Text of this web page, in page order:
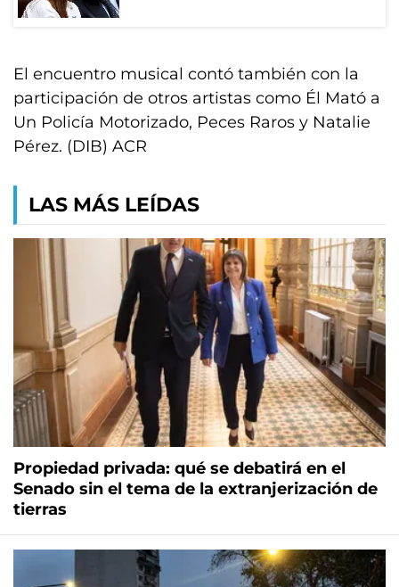
El encuentro musical contó también con la
participación de otros artistas como Él Mató a
Un Policía Motorizado, Peces Raros y Natalie
Pérez. (DIB) ACR
LAS MÁS LEÍDAS
Propiedad privada: qué se debatirá en el
Senado sin el tema de la extranjerización de
tierras